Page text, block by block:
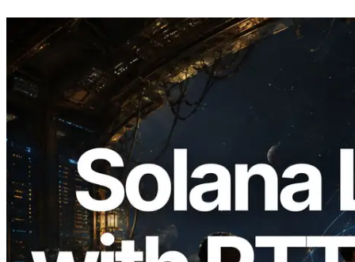
2026.08.05
ERPC Breidt Solana Leader Slot API Uit